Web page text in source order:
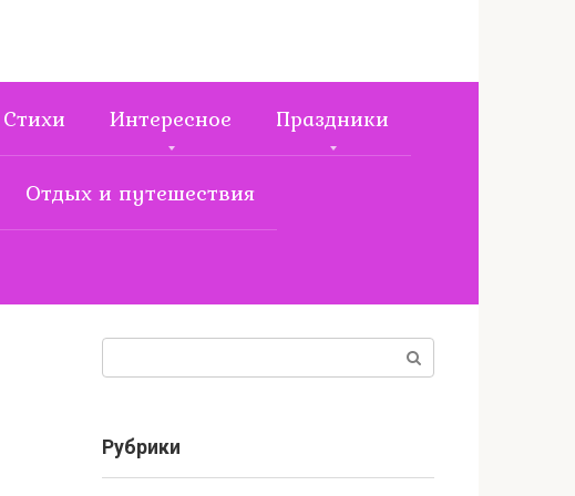
Стихи Интересное Праздники
Отдых и путешествия
Рубрики